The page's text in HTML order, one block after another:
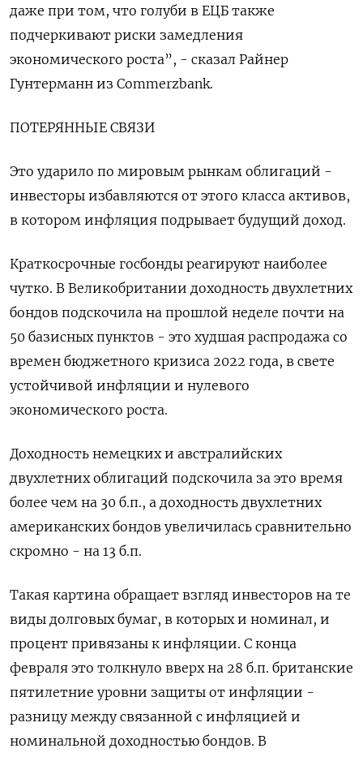
даже при том, что голуби в ЕЦБ также
подчеркивают риски замедления
экономического роста”, - сказал Райнер
Гунтерманн из Commerzbank.
ПОТЕРЯННЫЕ СВЯЗИ
Это ударило по мировым рынкам облигаций -
инвесторы избавляются от ‌этого класса активов,
в котором инфляция подрывает будущий доход.
Краткосрочные госбонды реагируют наиболее
чутко. В Великобритании доходность двухлетних
бондов подскочила на прошлой неделе почти на
50 базисных пунктов - это худшая распродажа со
времен бюджетного кризиса 2022 года, в свете
устойчивой инфляции и нулевого
экономического роста.
Доходность немецких и австралийских
двухлетних облигаций подскочила за это время
более чем на 30 б.п., ​а доходность двухлетних
американских бондов увеличилась сравнительно
скромно - на 13 ​б.п.
Такая картина обращает взгляд инвесторов на те
‌виды долговых бумаг, в которых и номинал, и
процент привязаны к инфляции. С конца
февраля это толкнуло вверх на 28 б.п. британские
пятилетние уровни защиты от инфляции -
разницу между связанной с инфляцией и
номинальной ​доходностью бондов. В